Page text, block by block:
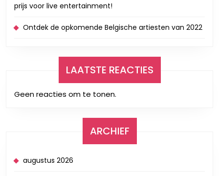
prijs voor live entertainment!
Ontdek de opkomende Belgische artiesten van 2022
LAATSTE REACTIES
Geen reacties om te tonen.
ARCHIEF
augustus 2026